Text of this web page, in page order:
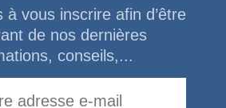
à vous inscrire afin d’être
de nos dernières
conseils,...